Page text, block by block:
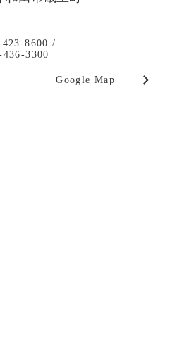
8600 /
3300
Google Map